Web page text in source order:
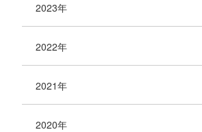
2023年
2022年
2021年
2020年